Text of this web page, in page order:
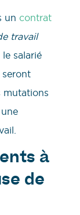
un contrat
travail
le salarié
mutations
à
de